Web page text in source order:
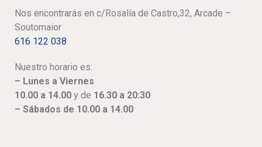
Nos encontrarás en c/Rosalía de Castro,32, Arcade –
Soutomaior
616 122 038
Nuestro horario es:
– Lunes a Viernes
10.00 a 14.00 y de 16.30 a 20:30
– Sábados de 10.00 a 14.00